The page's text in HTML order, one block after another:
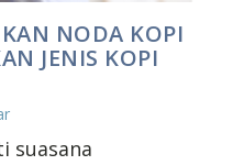
NODA KOPI
JENIS KOPI
suasana